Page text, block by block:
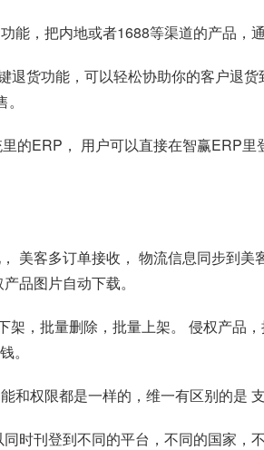
，把内地或者1688等渠道的产品，
货功能，可以轻松协助你的客户退
的ERP， 用户可以直接在智赢ERP
美客多订单接收， 物流信息同步到
品图片自动下载。
，批量删除，批量上架。 侵权产品
。
权限都是一样的，维一有区别的是
时刊登到不同的平台，不同的国家，